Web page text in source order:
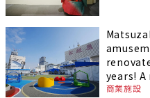
years!
and
商業施設